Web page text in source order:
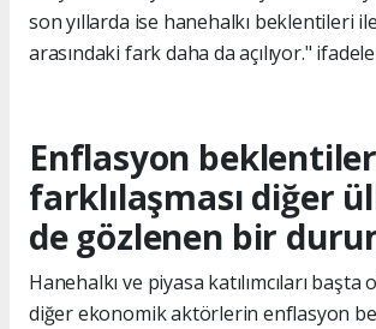
son yıllarda ise hanehalkı beklentileri
arasındaki fark daha da açılıyor."
Enflasyon
farklılaşması diğer
de gözlenen bir
Hanehalkı ve piyasa katılımcıları başta
diğer ekonomik aktörlerin enflasyon